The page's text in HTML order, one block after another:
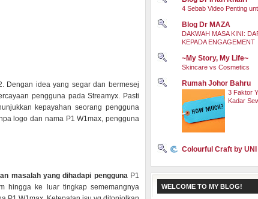
Dengan idea yang segar dan bermesej
pengguna pada Streamyx. Pasti
kepayahan seorang pengguna
logo dan nama P1 W1max, pengguna
masalah yang dihadapi penggunaP1
hingga ke luar tingkap sememangnya
4 Sebab Video Penting
Blog Dr MAZA
DAKWAH MASA KINI:
KEPADA ENGAGEMENT
~My Story, My Life~
Skincare vs Cosmetics
Rumah Johor Bahru
3 Faktor
Kadar
Colourful Craft by UNI
WELCOME TO MY BLOG!